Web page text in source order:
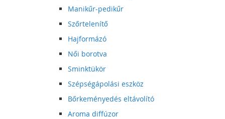
Manikűr-pedikűr
Szőrtelenítő
Hajformázó
Női borotva
Sminktükör
Szépségápolási eszköz
Bőrkeményedés eltávolító
Aroma diffúzor